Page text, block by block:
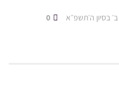
ב׳ בסיון ה׳תשפ״א